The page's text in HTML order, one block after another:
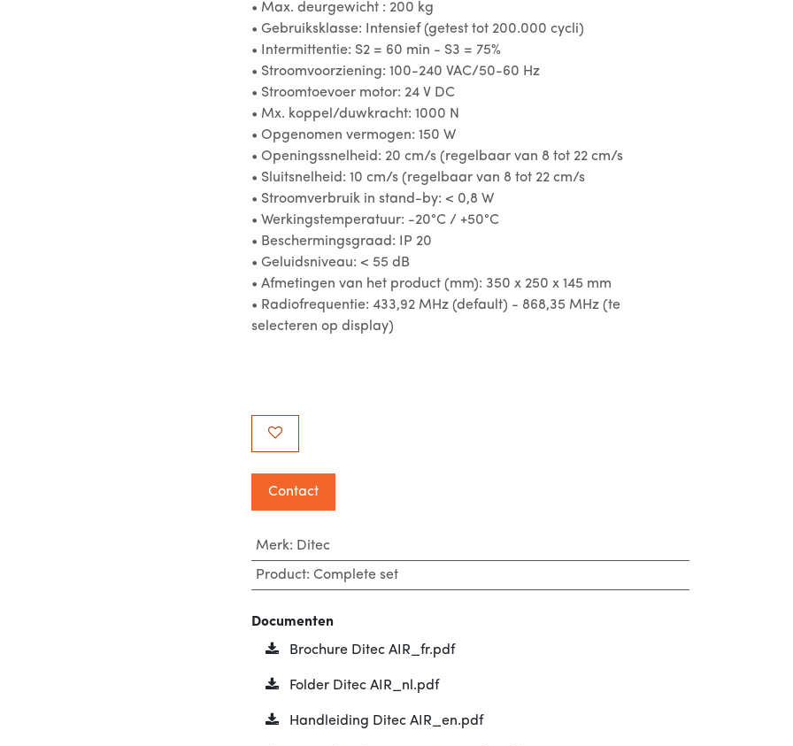
• Max. deurgewicht : 200 kg
• Gebruiksklasse: Intensief (getest tot 200.000 cycli)
• Intermittentie: S2 = 60 min - S3 = 75%
• Stroomvoorziening: 100-240 VAC/50-60 Hz
• Stroomtoevoer motor: 24 V DC
• Mx. koppel/duwkracht: 1000 N
• Opgenomen vermogen: 150 W
• Openingssnelheid: 20 cm/s (regelbaar van 8 tot 22 cm/s
• Sluitsnelheid: 10 cm/s (regelbaar van 8 tot 22 cm/s
• Stroomverbruik in stand-by: < 0,8 W
• Werkingstemperatuur: -20°C / +50°C
• Beschermingsgraad: IP 20
• Geluidsniveau: < 55 dB
• Afmetingen van het product (mm): 350 x 250 x 145 mm
• Radiofrequentie: 433,92 MHz (default) - 868,35 MHz (te
selecteren op display)
Contact
Merk: Ditec
Product: Complete set
Documenten
Brochure Ditec AIR_fr.pdf
Folder Ditec AIR_nl.pdf
Handleiding Ditec AIR_en.pdf